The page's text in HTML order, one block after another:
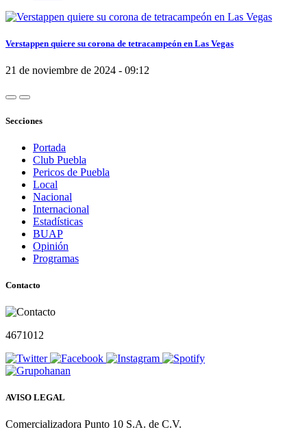
Verstappen quiere su corona de tetracampeón en Las Vegas
21 de noviembre de 2024 - 09:12
Secciones
Portada
Club Puebla
Pericos de Puebla
Local
Nacional
Internacional
Estadísticas
BUAP
Opinión
Programas
Contacto
4671012
AVISO LEGAL
Comercializadora Punto 10 S.A. de C.V.